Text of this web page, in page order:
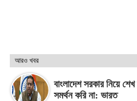
আরও খবর
বাংলাদেশ সরকার নিয়ে
সমর্থন করি না: ভারত